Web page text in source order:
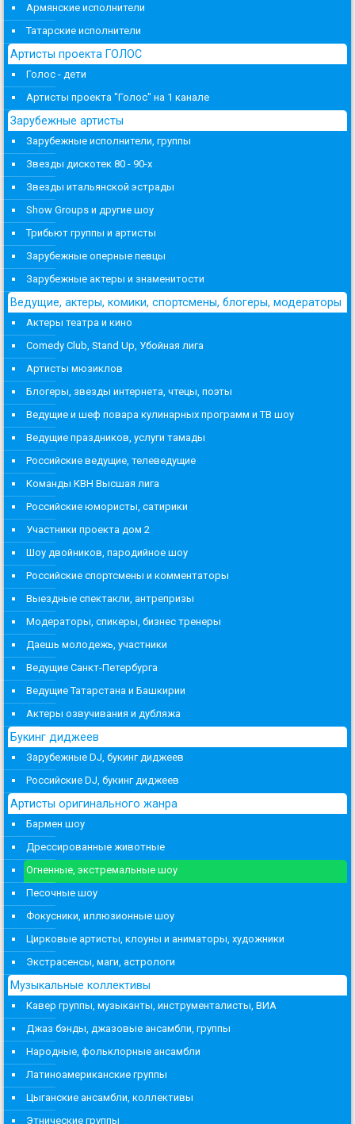
Армянские исполнители
Татарские исполнители
Артисты проекта ГОЛОС
Голос - дети
Артисты проекта "Голос" на 1 канале
Зарубежные артисты
Зарубежные исполнители, группы
Звезды дискотек 80 - 90-х
Звезды итальянской эстрады
Show Groups и другие шоу
Трибьют группы и артисты
Зарубежные оперные певцы
Зарубежные актеры и знаменитости
Ведущие, актеры, комики, спортсмены, блогеры, модераторы
Актеры театра и кино
Comedy Club, Stand Up, Убойная лига
Артисты мюзиклов
Блогеры, звезды интернета, чтецы, поэты
Ведущие и шеф повара кулинарных программ и ТВ шоу
Ведущие праздников, услуги тамады
Российские ведущие, телеведущие
Команды КВН Высшая лига
Российские юмористы, сатирики
Участники проекта дом 2
Шоу двойников, пародийное шоу
Российские спортсмены и комментаторы
Выездные спектакли, антрепризы
Модераторы, спикеры, бизнес тренеры
Даешь молодежь, участники
Ведущие Санкт-Петербурга
Ведущие Татарстана и Башкирии
Актеры озвучивания и дубляжа
Букинг диджеев
Зарубежные DJ, букинг диджеев
Российские DJ, букинг диджеев
Артисты оригинального жанра
Бармен шоу
Дрессированные животные
Огненные, экстремальные шоу
Песочные шоу
Фокусники, иллюзионные шоу
Цирковые артисты, клоуны и аниматоры, художники
Экстрасенсы, маги, астрологи
Музыкальные коллективы
Кавер группы, музыканты, инструменталисты, ВИА
Джаз бэнды, джазовые ансамбли, группы
Народные, фольклорные ансамбли
Латиноамериканские группы
Цыганские ансамбли, коллективы
Этнические группы